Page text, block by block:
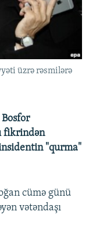
üzrə rəsmilərə
fikrindən
insidentin "qurma"
cümə günü
vətəndaşı